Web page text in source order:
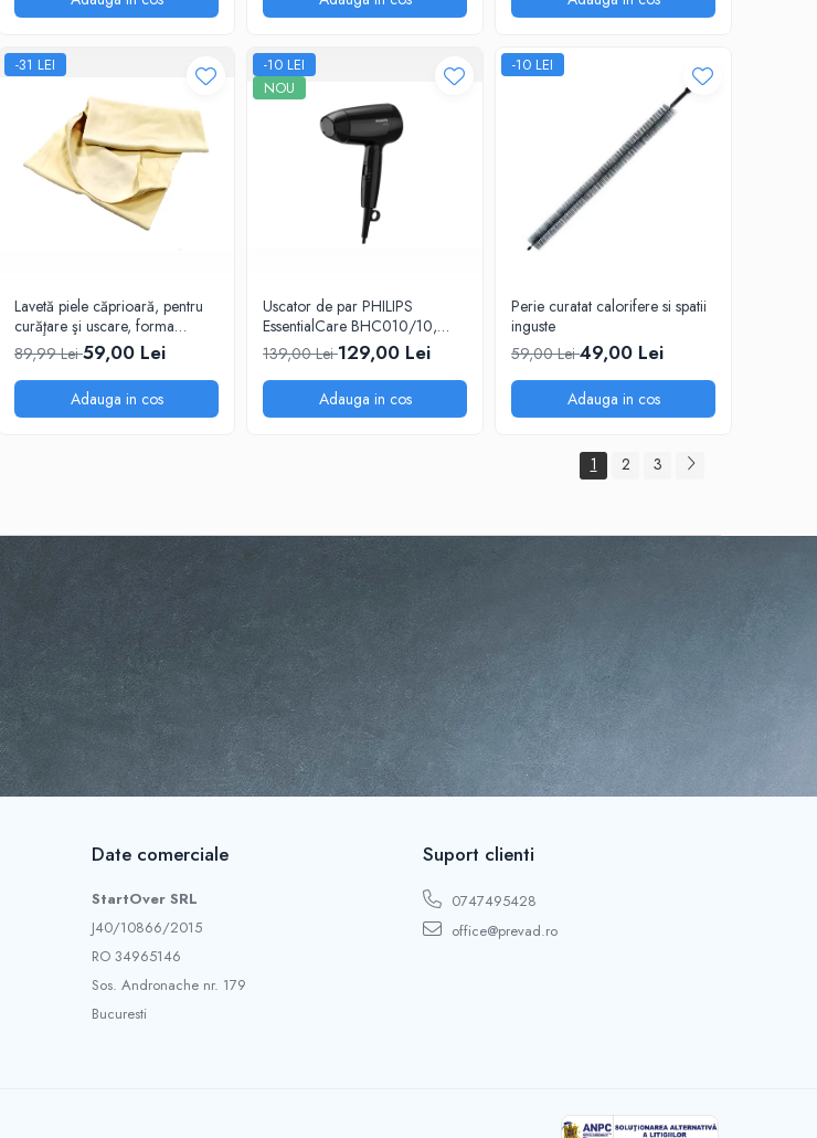
-31 LEI
Lavetă piele căprioară, pentru
curăţare şi uscare, forma
neregulată 38*30
89,99 Lei59,00 Lei
Adauga in cos
-10 LEI
NOU
Uscator de par PHILIPS
EssentialCare BHC010/10,
1200W – Protectie
ThermoProtect pentru par
sanatos
139,00 Lei129,00 Lei
Adauga in cos
-10 LEI
Perie curatat calorifere si spatii
inguste
59,00 Lei49,00 Lei
Adauga in cos
1 2 3
Date comerciale
StartOver SRL
J40/10866/2015
RO 34965146
Sos. Andronache nr. 179
Bucuresti
Suport clienti
0747495428
office@prevad.ro